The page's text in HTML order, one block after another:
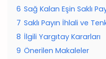
6 Sağ Kalan Eşin Saklı
7 Saklı Payın İhlali ve
8 İlgili Yargıtay Kararları
9 Önerilen Makaleler